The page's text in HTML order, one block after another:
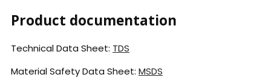
Product documentation
Technical Data Sheet: TDS
Material Safety Data Sheet: MSDS